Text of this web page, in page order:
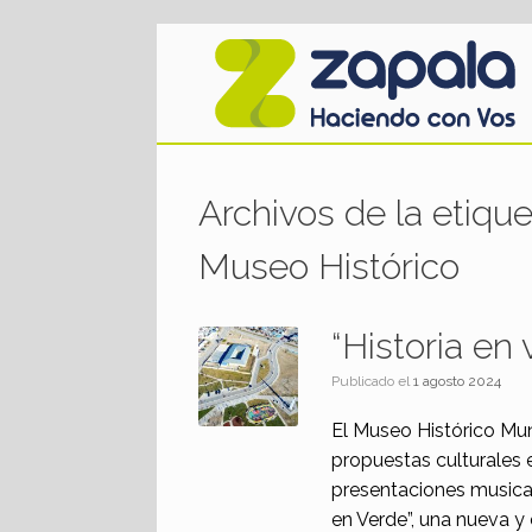
Archivos de la
Museo Histórico
“Historia en
Publicado el1 agosto 2024
El Museo Histórico
propuestas culturales
presentaciones
en Verde”, una nueva